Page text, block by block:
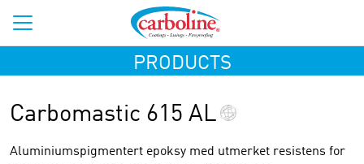
PRODUCTS
Carbomastic 615 AL
Aluminiumspigmentert epoksy med utmerket resistens for